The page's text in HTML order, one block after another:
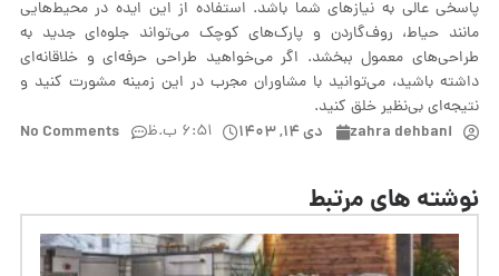
پاسخی عالی به نیازهای شما باشد. استفاده از این ایده در محیط‌هایی
مانند حیاط، روف‌گاردن و پارک‌های کوچک می‌تواند جلوه‌ای جدید به
طراحی‌های معمول ببخشد. اگر می‌خواهید طراحی حرفه‌ای و خلاقانه‌ای
داشته باشید، می‌توانید با مشاوران مجرب در این زمینه مشورت کنید و
نتیجه‌ای بی‌نظیر خلق کنید.
zahra dehbani دی ۱۴, ۱۴۰۳ ۶:۵۱ ب.ظ No Comments
نوشته های مرتبط